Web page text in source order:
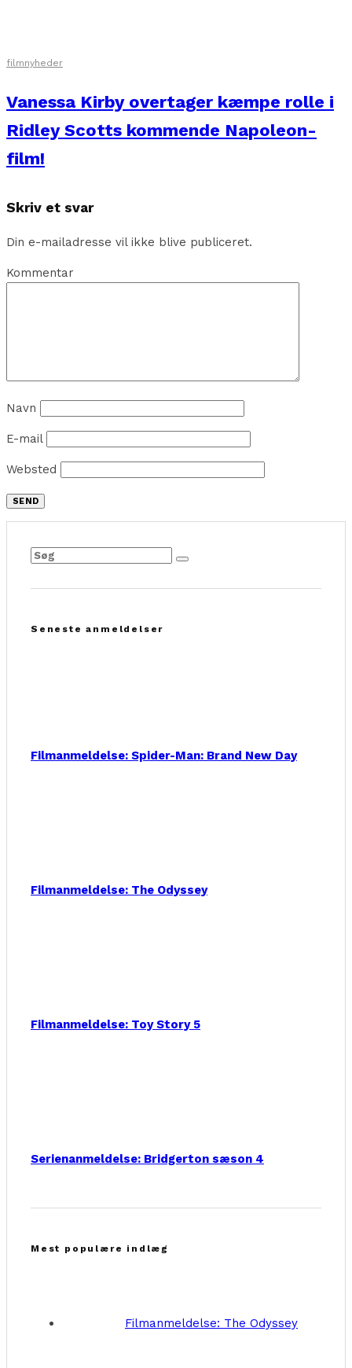
filmnyheder
Vanessa Kirby overtager kæmpe rolle i
Ridley Scotts kommende Napoleon-
film!
Skriv et svar
Din e-mailadresse vil ikke blive publiceret.
Kommentar
Navn
E-mail
Websted
Seneste anmeldelser
Filmanmeldelse: Spider-Man: Brand New Day
Filmanmeldelse: The Odyssey
Filmanmeldelse: Toy Story 5
Serienanmeldelse: Bridgerton sæson 4
Mest populære indlæg
Filmanmeldelse: The Odyssey